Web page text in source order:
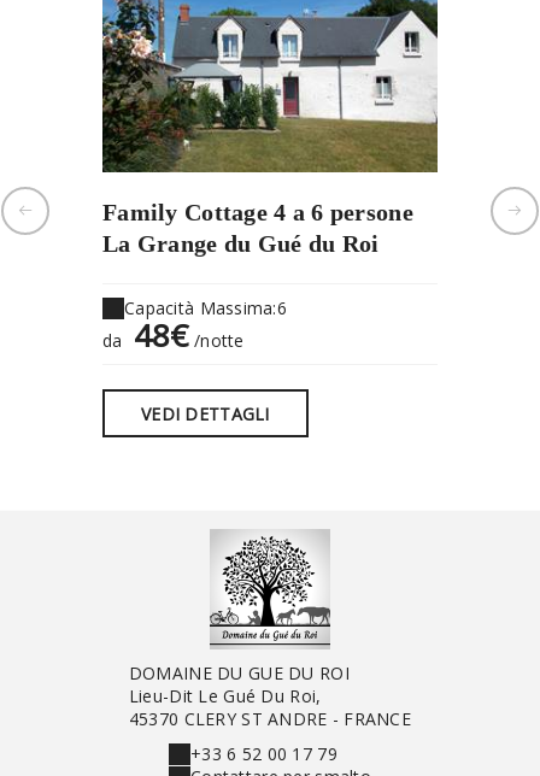
Family Cottage 4 a 6 persone
La Grange du Gué du Roi
Capacità Massima:6
da
48€/notte
VEDI DETTAGLI
Le
DOMAINE DU GUE DU ROI
Lieu-Dit Le Gué Du Roi,
45370 CLERY ST ANDRE - FRANCE
+33 6 52 00 17 79